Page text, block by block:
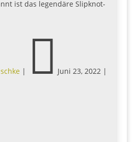
ist das legendäre Slipknot-
|  Juni 23, 2022|